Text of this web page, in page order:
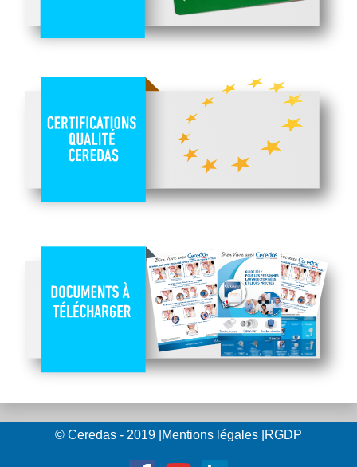
© Ceredas - 2019 Mentions légales RGDP